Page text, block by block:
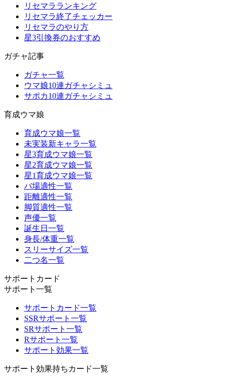
リセマラランキング
リセマラ終了チェッカー
リセマラのやり方
星3引換券のおすすめ
ガチャ記事
ガチャ一覧
ウマ娘10連ガチャシミュ
サポカ10連ガチャシミュ
育成ウマ娘
育成ウマ娘一覧
未実装新キャラ一覧
星3育成ウマ娘一覧
星2育成ウマ娘一覧
星1育成ウマ娘一覧
バ場適性一覧
距離適性一覧
脚質適性一覧
声優一覧
誕生日一覧
身長/体重一覧
スリーサイズ一覧
二つ名一覧
サポートカード
サポート一覧
サポートカード一覧
SSRサポート一覧
SRサポート一覧
Rサポート一覧
サポート効果一覧
サポート効果持ちカード一覧